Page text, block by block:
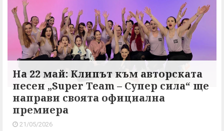
На 22 май: Клипът към авторската
песен „Super Team – Супер сила“ ще
направи своята официална
премиера
21/05/2026